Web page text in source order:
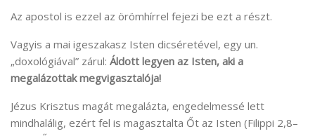
Az apostol is ezzel az örömhírrel fejezi be ezt a részt.
Vagyis a mai igeszakasz Isten dicséretével, egy un.
„doxológiával” zárul: Áldott legyen az Isten, aki a
megalázottak megvigasztalója!
Jézus Krisztus magát megalázta, engedelmessé lett
mindhalálig, ezért fel is magasztalta Őt az Isten (Filippi 2,8–